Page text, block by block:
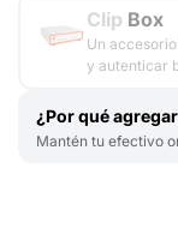
Clip Box
Un
y autenticar
¿Por qué
Mantén tu efectivo